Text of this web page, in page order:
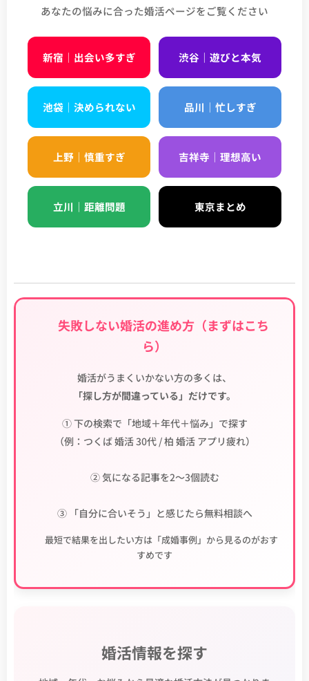
あなたの悩みに合った婚活ページをご覧ください
新宿｜出会い多すぎ 渋谷｜遊びと本気
池袋｜決められない 品川｜忙しすぎ
上野｜慎重すぎ 吉祥寺｜理想高い
立川｜距離問題 東京まとめ
🔰 失敗しない婚活の進め方（まずはこち
ら）
婚活がうまくいかない方の多くは、
「探し方が間違っている」だけです。
① 下の検索で「地域＋年代＋悩み」で探す
（例：つくば 婚活 30代 / 柏 婚活 アプリ疲れ）
② 気になる記事を2〜3個読む
③ 「自分に合いそう」と感じたら無料相談へ
💡 最短で結果を出したい方は「成婚事例」から見るのがおす
すめです
婚活情報を探す